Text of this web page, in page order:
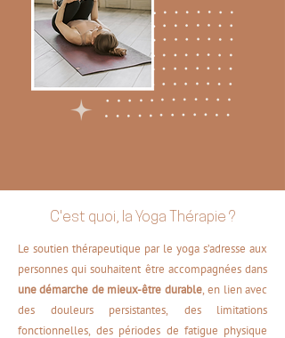
C'est quoi, la Yoga Thérapie ?
Le soutien thérapeutique par le yoga s’adresse aux
personnes qui souhaitent être accompagnées dans
une démarche de mieux-être durable, en lien avec
des douleurs persistantes, des limitations
fonctionnelles, des périodes de fatigue physique